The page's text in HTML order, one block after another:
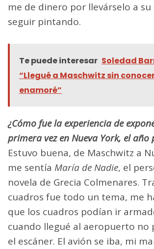
me de dinero por llevárselo a su
seguir pintando.
Te puede interesar Soledad
“Llegué a Maschwitz sin
enamoré”
¿Cómo fue la experiencia de
primera vez en Nueva York, el año
Estuvo buena, de Maschwitz a
me sentía María de Nadie, el
novela de Grecia Colmenares.
cuadros fue todo un tema, me
que los cuadros podían ir
cuando llegué al aeropuerto no
el escáner. El avión se iba, mi